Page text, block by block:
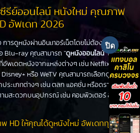
รีย์ออนไลน์ หนังใหม่ คุณภาพ
อัพเดท 2026
การดูหนังผ่านอินเทอร์เน็ตโดยไม่ต้องไปโรง
Blu-ray คุณสามารถ "ดูหนังออนไลน์" ได้ที่
พเดตหนังจากแหล่งต่างๆ เช่น Netflix,
หรือ WeTV คุณสามารถเลือกดูหนัง
ระเภทต่างๆ เช่น ตลก แอคชั่น หรือดราม่า
สะดวกบนอุปกรณ์ เช่น คอมพิวเตอร์ สมา
HD ให้คุณได้ดูหนังใหม่ อัพเดททุกวัน